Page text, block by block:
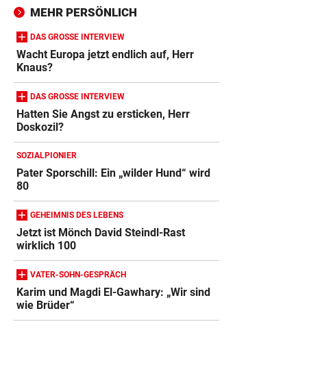
Kim Kardashian
SEGELN:
Zwei OeSV-Boote vor Los
Angeles im Medal Race
ÜBERFALL IN MEIDLING
Mann stieß 27-Jährige ins
Gebüsch und würgte sie
MEHR PERSÖNLICH
DAS GROSSE INTERVIEW
Wacht Europa jetzt endlich auf, Herr
Knaus?
DAS GROSSE INTERVIEW
Hatten Sie Angst zu ersticken, Herr
Doskozil?
SOZIALPIONIER
Pater Sporschill: Ein „wilder Hund“ wird
80
GEHEIMNIS DES LEBENS
Jetzt ist Mönch David Steindl-Rast
wirklich 100
VATER-SOHN-GESPRÄCH
Karim und Magdi El-Gawhary: „Wir sind
wie Brüder“